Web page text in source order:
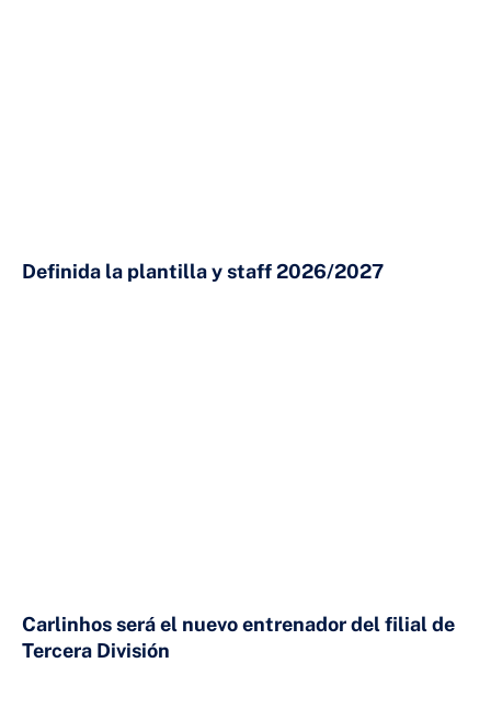
Definida la plantilla y staff 2026/2027
Carlinhos será el nuevo entrenador del filial de
Tercera División